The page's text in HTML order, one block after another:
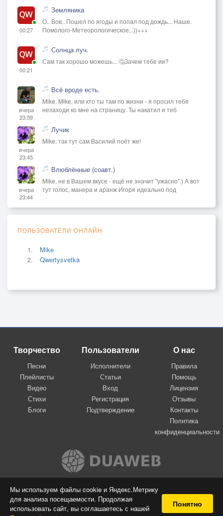
Мы используем файлы cookie и Яндекс.Метрику
для анализа посещаемости. Продолжая
использовать сайт, вы соглашаетесь с нашей
Понятно
00:27
Земляника
О.. Вов.. Пошел по ягоды и попал под дождь... Наше.
Помолого-Метеорологическое...))+++
00:21
Солнца луч.
Сам так хорошо можешь... 🤔Зачем тебе ии?
вчера
23:59
Всё вроде есть.
Mike. Mike, или кто ты там по жизни - я просил тебя
незаходи ко мне на страницу. Ты накатил и теб
вчера
23:45
Лучик
Mike, так тут сам Василий поёт же!
вчера
23:44
Влюблённые (соавт.)
Mike, не в Вашем вкусе - ещё не значит "ужасно".) А вот
тут голос, манера и аранж Игоря идеально под
ПОЛЬЗОВАТЕЛИ ОНЛАЙН
Mike
Qwertysvetka
Творчество
Песни
Плейлисты
Видео
Стихи
Блоги
Пользователи
Исполнители
Статьи
Вход
Регистрация
Подтверждение
О нас
Правила
Помощь
Лицензия
Отзывы
Контакты
Политика
конфиденциальности
Вконтакте
© 2009-2026 Я-пою
Музыкальный сайт самовыражения